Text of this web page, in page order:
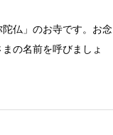
仏」のお寺です。お念
の名前を呼びましょ